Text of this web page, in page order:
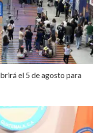
el 5 de agosto para